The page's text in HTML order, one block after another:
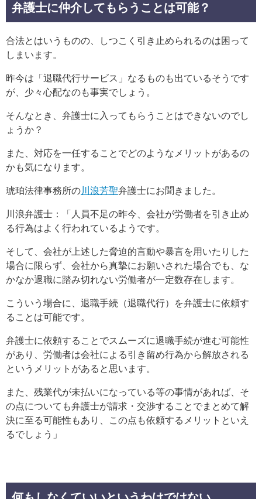
弁護士に仲介してもらうことは可能？
合法とはいうものの、しつこく引き止められるのは困って
しまいます。
昨今は「退職代行サービス」なるものも出ているそうです
が、少々心配なのも事実でしょう。
そんなとき、弁護士に入ってもらうことはできないのでし
ょうか？
また、対応を一任することでどのようなメリットがあるの
かも気になります。
琥珀法律事務所の川浪芳聖弁護士にお聞きました。
川浪弁護士：「人員不足の昨今、会社が労働者を引き止め
る行為はよく行われているようです。
そして、会社が上述した脅迫的言動や暴言を用いたりした
場合に限らず、会社から真摯にお願いされた場合でも、な
かなか退職に踏み切れない労働者が一定数存在します。
こういう場合に、退職手続（退職代行）を弁護士に依頼す
ることは可能です。
弁護士に依頼することでスムーズに退職手続が進む可能性
があり、労働者は会社による引き留め行為から解放される
というメリットがあると思います。
また、残業代が未払いになっている等の事情があれば、そ
の点についても弁護士が請求・交渉することでまとめて解
決に至る可能性もあり、この点も依頼するメリットといえ
るでしょう」